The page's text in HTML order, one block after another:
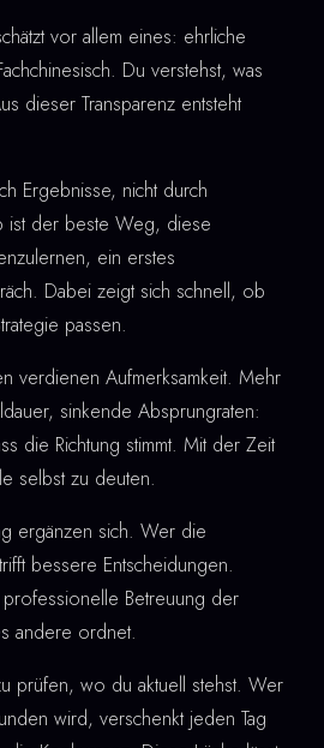
vor allem eines: ehrliche
Du verstehst, was
dieser Transparenz entsteht
Ergebnisse, nicht durch
ist der beste Weg, diese
ein erstes
Dabei zeigt sich schnell, ob
passen.
verdienen Aufmerksamkeit. Mehr
sinkende Absprungraten:
die Richtung stimmt. Mit der Zeit
selbst zu deuten.
ergänzen sich. Wer die
bessere Entscheidungen.
Betreuung der
andere ordnet.
prüfen, wo du aktuell stehst. Wer
wird, verschenkt jeden Tag